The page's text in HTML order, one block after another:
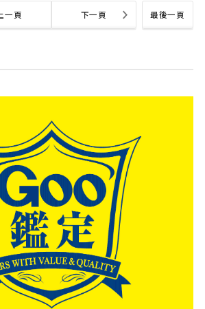
最後一頁
一頁 下一頁